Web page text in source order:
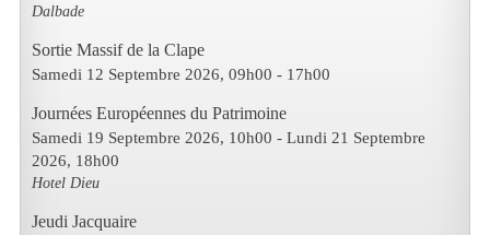
Dalbade
Sortie Massif de la Clape
Samedi 12 Septembre 2026, 09h00 - 17h00
Journées Européennes du Patrimoine
Samedi 19 Septembre 2026, 10h00 - Lundi 21 Septembre
2026, 18h00
Hotel Dieu
Jeudi Jacquaire